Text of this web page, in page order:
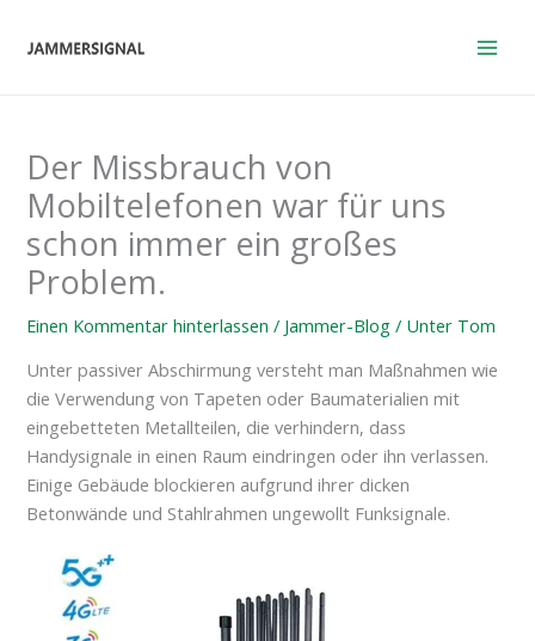
Inhalt
Der Missbrauch von
Mobiltelefonen war für uns
schon immer ein großes
Problem.
Einen Kommentar hinterlassen / Jammer-Blog / Unter Tom
Unter passiver Abschirmung versteht man Maßnahmen wie
die Verwendung von Tapeten oder Baumaterialien mit
eingebetteten Metallteilen, die verhindern, dass
Handysignale in einen Raum eindringen oder ihn verlassen.
Einige Gebäude blockieren aufgrund ihrer dicken
Betonwände und Stahlrahmen ungewollt Funksignale.